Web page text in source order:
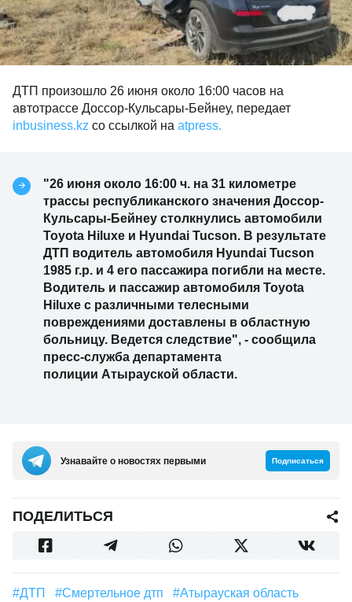
ДТП произошло 26 июня около 16:00 часов на
автотрассе Доссор-Кульсары-Бейнеу, передает
inbusiness.kz со ссылкой на atpress.
"26 июня около 16:00 ч. на 31 километре
трассы республиканского значения Доссор-
Кульсары-Бейнеу столкнулись автомобили
Toyota Hiluxe и Hyundai Tucson. В результате
ДТП водитель автомобиля Hyundai Tucson
1985 г.р. и 4 его пассажира погибли на месте.
Водитель и пассажир автомобиля Toyota
Hiluxe с различными телесными
повреждениями доставлены в областную
больницу. Ведется следствие", - сообщила
пресс-служба департамента
полиции Атырауской области.
Узнавайте о новостях первыми Подписаться
ПОДЕЛИТЬСЯ
#ДТП #смертельное дтп #Атырауская область